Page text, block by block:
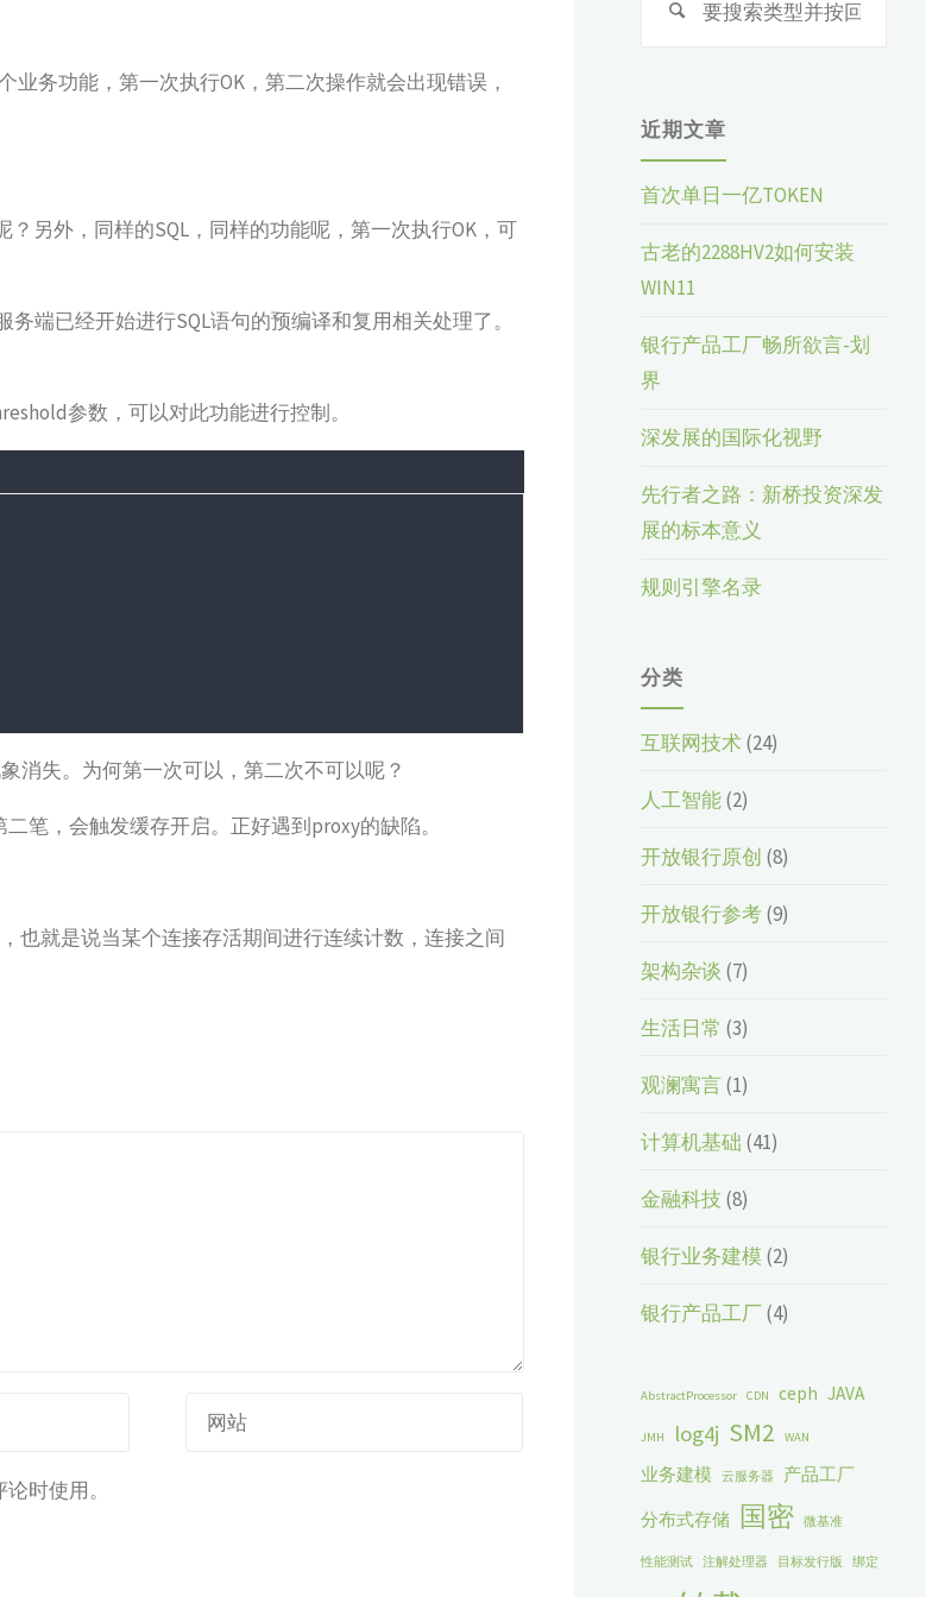
业务功能，第一次执行OK，第二次操作就会出现错误，
另外，同样的SQL，同样的功能呢，第一次执行OK，可
端已经开始进行SQL语句的预编译和复用相关处理了。
参数，可以对此功能进行控制。
消失。为何第一次可以，第二次不可以呢？
笔，会触发缓存开启。正好遇到proxy的缺陷。
也就是说当某个连接存活期间进行连续计数，连接之间
时使用。
近期文章
首次单日一亿TOKEN
古老的2288HV2如何安装
WIN11
银行产品工厂畅所欲言-划
界
深发展的国际化视野
先行者之路：新桥投资深发
展的标本意义
规则引擎名录
分类
互联网技术(24)
人工智能(2)
开放银行原创 (8)
开放银行参考(9)
架构杂谈 (7)
生活日常 (3)
观澜寓言(1)
计算机基础 (41)
金融科技 (8)
银行业务建模 (2)
银行产品工厂(4)
AbstractProcessor CDN ceph JAVA
JMH log4j SM2 WAN
业务建模 云服务器
产品工厂
分布式存储 国密 微基准
性能测试 注解处理器 目标发行版 绑定